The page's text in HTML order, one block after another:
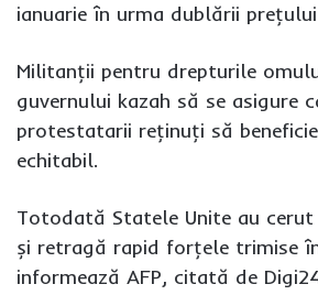
ianuarie în urma dublării
Militanţii pentru drepturile
guvernului kazah să se asigure
protestatarii reţinuţi să
echitabil.
Totodată Statele Unite au
și retragă rapid forţele trimise
informează AFP, citată de